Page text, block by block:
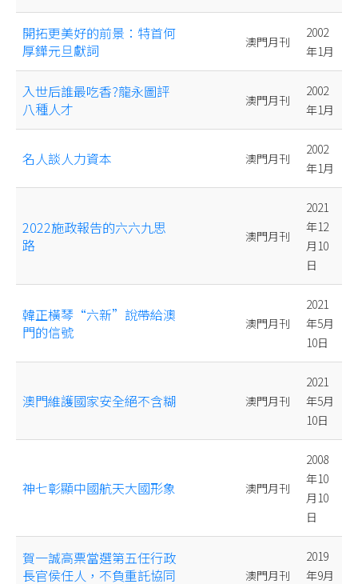
開拓更美好的前景：特首何
厚鏵元旦獻詞
澳門月刊
2002
年1月
入世后誰最吃香?龍永圖評
八種人才
澳門月刊
2002
年1月
名人談人力資本 澳門月刊
2002
年1月
2022施政報告的六六九思
路
澳門月刊
2021
年12
月10
日
韓正橫琴“六新”說帶給澳
門的信號
澳門月刊
2021
年5月
10日
澳門維護國家安全絕不含糊 澳門月刊
2021
年5月
10日
神七彰顯中國航天大國形象 澳門月刊
2008
年10
月10
日
賀一誠高票當選第五任行政
長官侯任人，不負重託協同
澳門月刊
2019
年9月